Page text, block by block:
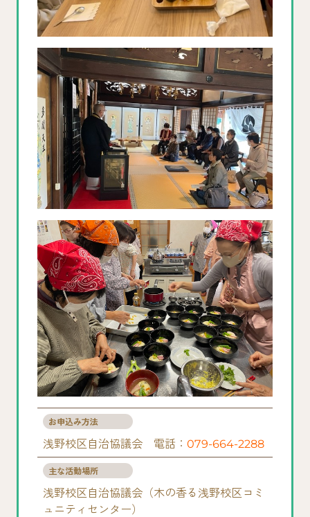
お申込み方法
浅野校区自治協議会 電話：079-664-2288
主な活動場所
浅野校区自治協議会（木の香る浅野校区コミ
ュニティセンター）